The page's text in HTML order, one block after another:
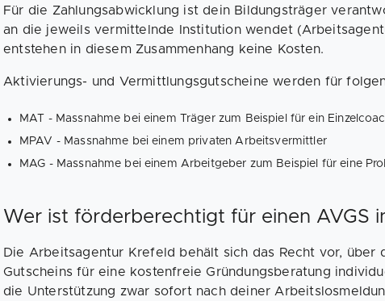
Für die Zahlungsabwicklung ist dein Bildungsträger
an die jeweils vermittelnde Institution wendet
entstehen in diesem Zusammenhang keine Kosten.
Aktivierungs- und Vermittlungsgutscheine werden für
MAT - Massnahme bei einem Träger zum Beispiel für ein
MPAV - Massnahme bei einem privaten Arbeitsvermittler
MAG - Massnahme bei einem Arbeitgeber zum Beispiel für eine
Wer ist förderberechtigt für einen AVGS
Die Arbeitsagentur Krefeld behält sich das Recht vor, über
Gutscheins für eine kostenfreie Gründungsberatung
die Unterstützung zwar sofort nach deiner